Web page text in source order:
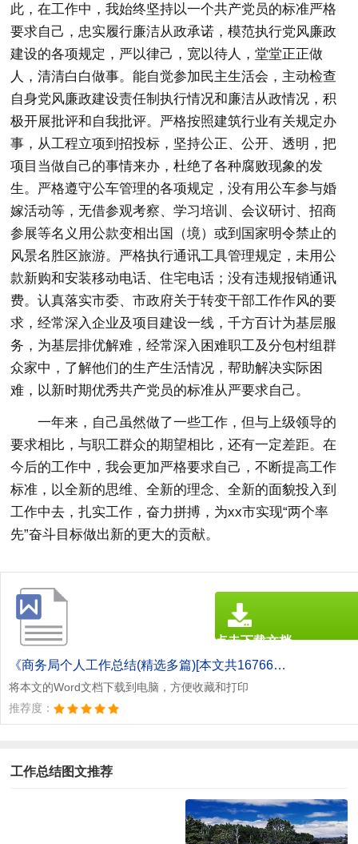
此，在工作中，我始终坚持以一个共产党员的标准严格
要求自己，忠实履行廉洁从政承诺，模范执行党风廉政
建设的各项规定，严以律己，宽以待人，堂堂正正做
人，清清白白做事。能自觉参加民主生活会，主动检查
自身党风廉政建设责任制执行情况和廉洁从政情况，积
极开展批评和自我批评。严格按照建筑行业有关规定办
事，从工程立项到招投标，坚持公正、公开、透明，把
项目当做自己的事情来办，杜绝了各种腐败现象的发
生。严格遵守公车管理的各项规定，没有用公车参与婚
嫁活动等，无借参观考察、学习培训、会议研讨、招商
参展等名义用公款变相出国（境）或到国家明令禁止的
风景名胜区旅游。严格执行通讯工具管理规定，未用公
款新购和安装移动电话、住宅电话；没有违规报销通讯
费。认真落实市委、市政府关于转变干部工作作风的要
求，经常深入企业及项目建设一线，千方百计为基层服
务，为基层排优解难，经常深入困难职工及分包村组群
众家中，了解他们的生产生活情况，帮助解决实际困
难，以新时期优秀共产党员的标准从严要求自己。
一年来，自己虽然做了一些工作，但与上级领导的
要求相比，与职工群众的期望相比，还有一定差距。在
今后的工作中，我会更加严格要求自己，不断提高工作
标准，以全新的思维、全新的理念、全新的面貌投入到
工作中去，扎实工作，奋力拼搏，为xx市实现“两个率
先”奋斗目标做出新的更大的贡献。
《商务局个人工作总结(精选多篇)[本文共16766字].doc》
将本文的Word文档下载到电脑，方便收藏和打印
推荐度：
点击下载文档
文档为doc格式
工作总结图文推荐